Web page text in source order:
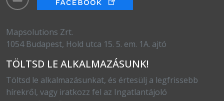
Mapsolutions Zrt.
1054 Budapest, Hold utca 15. 5. em. 1A. ajtó
TÖLTSD LE ALKALMAZÁSUNK!
Töltsd le alkalmazásunkat, és értesülj a legfrissebb
hírekről, vagy iratkozz fel az Ingatlantájoló